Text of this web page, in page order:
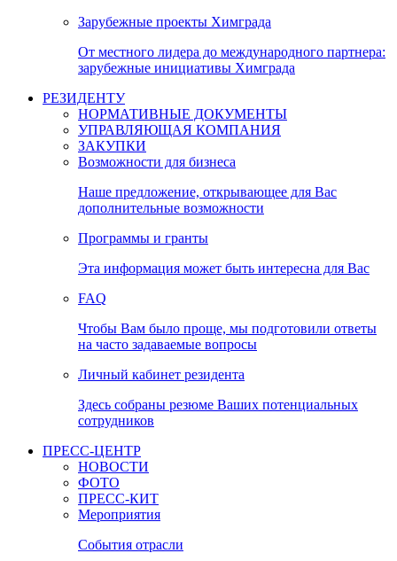
Зарубежные проекты Химграда
От местного лидера до международного партнера:
зарубежные инициативы Химграда
РЕЗИДЕНТУ
НОРМАТИВНЫЕ ДОКУМЕНТЫ
УПРАВЛЯЮЩАЯ КОМПАНИЯ
ЗАКУПКИ
Возможности для бизнеса
Наше предложение, открывающее для Вас
дополнительные возможности
Программы и гранты
Эта информация может быть интересна для Вас
FAQ
Чтобы Вам было проще, мы подготовили ответы
на часто задаваемые вопросы
Личный кабинет резидента
Здесь собраны резюме Ваших потенциальных
сотрудников
ПРЕСС-ЦЕНТР
НОВОСТИ
ФОТО
ПРЕСС-КИТ
Мероприятия
События отрасли